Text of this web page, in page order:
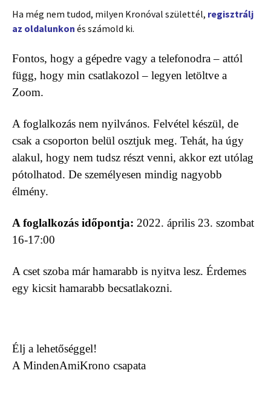
Ha még nem tudod, milyen Kronóval születtél, regisztrálj
az oldalunkon és számold ki.
Fontos, hogy a gépedre vagy a telefonodra – attól
függ, hogy min csatlakozol – legyen letöltve a
Zoom.
A foglalkozás nem nyilvános. Felvétel készül, de
csak a csoporton belül osztjuk meg. Tehát, ha úgy
alakul, hogy nem tudsz részt venni, akkor ezt utólag
pótolhatod. De személyesen mindig nagyobb
élmény.
A foglalkozás időpontja: 2022. április 23. szombat
16-17:00
A cset szoba már hamarabb is nyitva lesz. Érdemes
egy kicsit hamarabb becsatlakozni.
Élj a lehetőséggel!
A MindenAmiKrono csapata